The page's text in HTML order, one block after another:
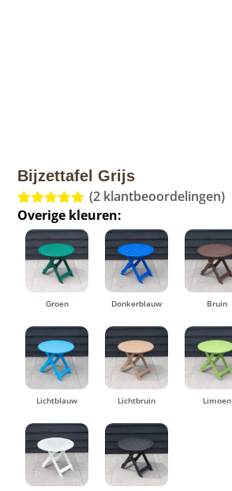
Bijzettafel Grijs
Gewaardeerd
5.00op 5
gebaseerd
op
2
klant
waarderingen
(2klantbeoordelingen)
Overige kleuren:
Groen Donkerblauw Bruin
Lichtblauw Lichtbruin Limoen